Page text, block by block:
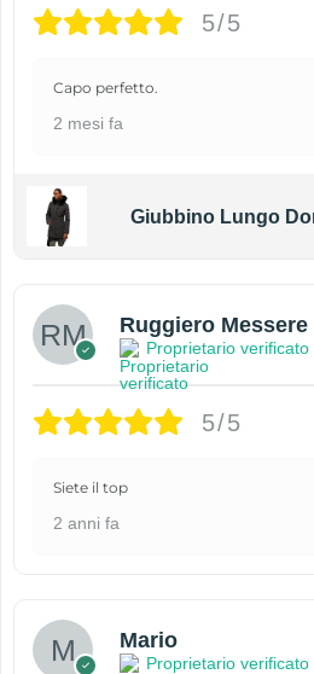
5/5
Capo perfetto.
2 mesi fa
Giubbino Lungo
Ruggiero Messere
Proprietario verificato
5/5
Siete il top
2 anni fa
Mario
Proprietario verificato